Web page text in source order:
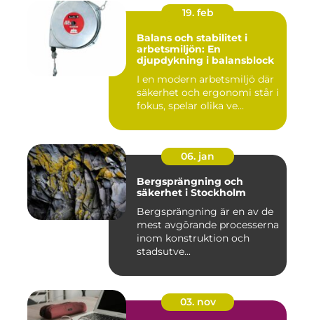
19. feb
Balans och stabilitet i
arbetsmiljön: En
djupdykning i balansblock
I en modern arbetsmiljö där
säkerhet och ergonomi står i
fokus, spelar olika ve...
06. jan
Bergsprängning och
säkerhet i Stockholm
Bergsprängning är en av de
mest avgörande processerna
inom konstruktion och
stadsutve...
03. nov